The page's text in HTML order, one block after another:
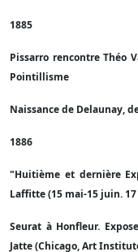
1885
Pissarro rencontre Théo
Pointillisme
Naissance de Delaunay,
1886
"Huitième et dernière
Laffitte (15 mai-15 juin.
Seurat à Honfleur.
Jatte (Chicago, Art